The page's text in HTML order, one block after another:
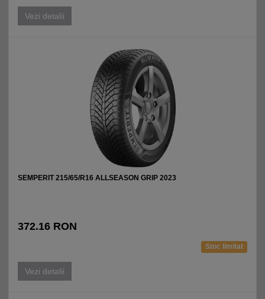
Vezi detalii
SEMPERIT 215/65/R16 ALLSEASON GRIP 2023
372.16 RON
Stoc limitat
Vezi detalii